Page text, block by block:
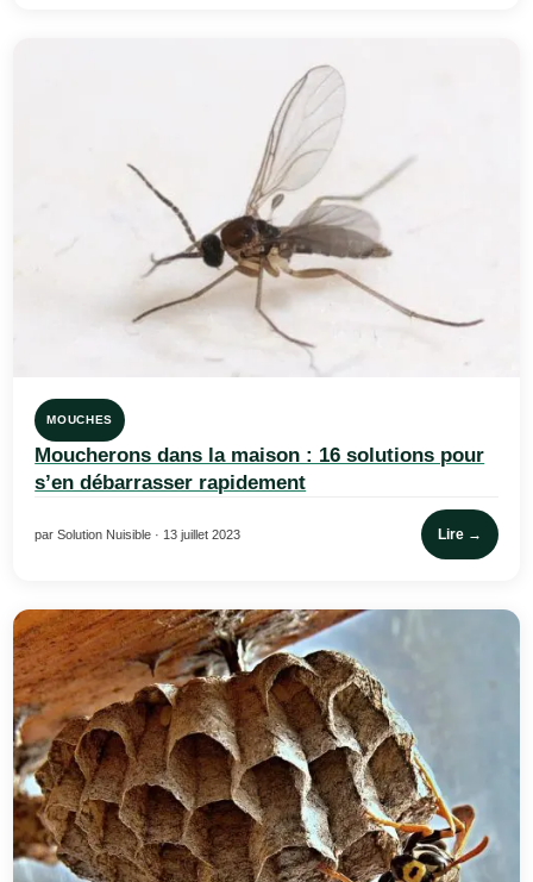
MOUCHES
Moucherons dans la maison : 16 solutions pour
s’en débarrasser rapidement
par Solution Nuisible · 13 juillet 2023 Lire →